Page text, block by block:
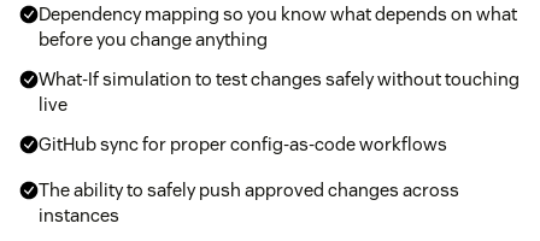
Dependency mapping so you know what depends on what
before you change anything
What-If simulation to test changes safely without touching
live
GitHub sync for proper config-as-code workflows
The ability to safely push approved changes across
instances